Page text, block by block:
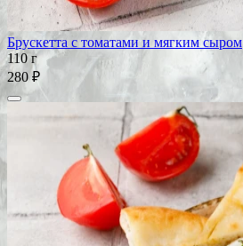
Брускетта с томатами и мягким сыром
110 г
280 ₽